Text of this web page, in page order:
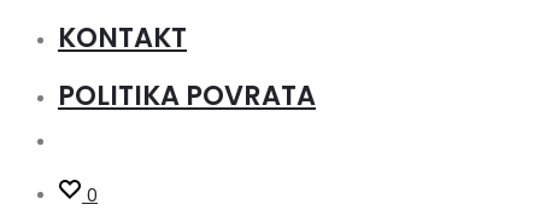
KONTAKT
POLITIKA POVRATA
0